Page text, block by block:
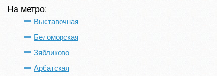
На метро:
Выставочная
Беломорская
Зябликово
Арбатская